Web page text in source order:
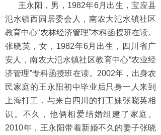
王永阳，男，1982年6月出生，宝应县
氾水镇西园居委会人，南农大氾水镇社区
教育中心“农林经济管理”本科函授班在读。
张晓英，女，1982年6月出生，四川省广
安人，南农大氾水镇社区教育中心“农业经
济管理”专科函授班在读。2002年，出身农
民家庭的王永阳初中毕业后只身一人来到
上海打工，与来自四川的打工妹张晓英相
识。不久，他俩相爱结婚组建了家庭。
2010年，王永阳带着新婚不久的妻子张晓